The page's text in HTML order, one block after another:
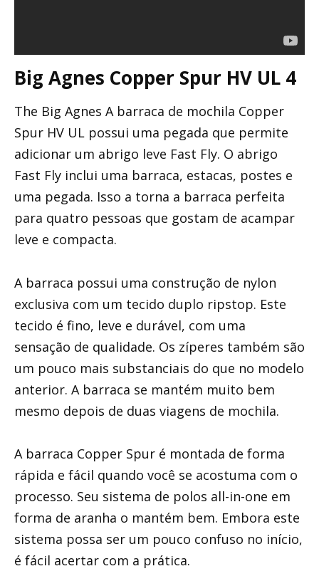
Big Agnes Copper Spur HV UL 4
The Big Agnes A barraca de mochila Copper
Spur HV UL possui uma pegada que permite
adicionar um abrigo leve Fast Fly. O abrigo
Fast Fly inclui uma barraca, estacas, postes e
uma pegada. Isso a torna a barraca perfeita
para quatro pessoas que gostam de acampar
leve e compacta.
A barraca possui uma construção de nylon
exclusiva com um tecido duplo ripstop. Este
tecido é fino, leve e durável, com uma
sensação de qualidade. Os zíperes também são
um pouco mais substanciais do que no modelo
anterior. A barraca se mantém muito bem
mesmo depois de duas viagens de mochila.
A barraca Copper Spur é montada de forma
rápida e fácil quando você se acostuma com o
processo. Seu sistema de polos all-in-one em
forma de aranha o mantém bem. Embora este
sistema possa ser um pouco confuso no início,
é fácil acertar com a prática.